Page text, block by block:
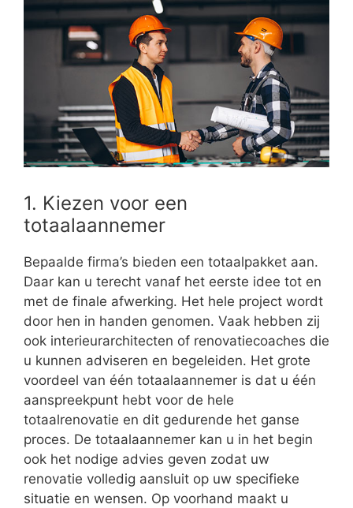
1. Kiezen voor een
totaalaannemer
Bepaalde firma’s bieden een totaalpakket aan.
Daar kan u terecht vanaf het eerste idee tot en
met de finale afwerking. Het hele project wordt
door hen in handen genomen. Vaak hebben zij
ook interieurarchitecten of renovatiecoaches die
u kunnen adviseren en begeleiden. Het grote
voordeel van één totaalaannemer is dat u één
aanspreekpunt hebt voor de hele
totaalrenovatie en dit gedurende het ganse
proces. De totaalaannemer kan u in het begin
ook het nodige advies geven zodat uw
renovatie volledig aansluit op uw specifieke
situatie en wensen. Op voorhand maakt u